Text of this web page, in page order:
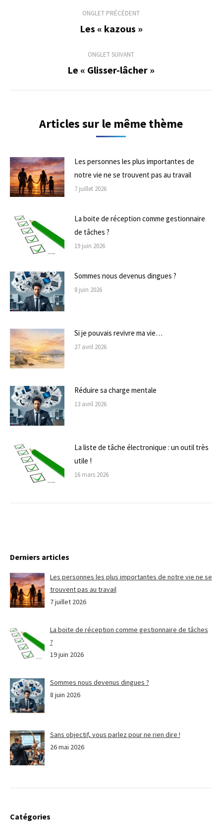
commentaire
ONGLET PRÉCÉDENT
Onglet
Les « kazous »
ONGLET SUIVANT
Onglet
Le « Glisser-lâcher »
Articles sur le même thème
Les personnes les plus importantes de
notre vie ne se trouvent pas au travail
7 juillet 2026
La boite de réception comme gestionnaire
de tâches ?
19 juin 2026
Sommes nous devenus dingues ?
8 juin 2026
Si je pouvais revivre ma vie…
27 avril 2026
Réduire sa charge mentale
13 avril 2026
La liste de tâche électronique : un outil très
utile !
16 mars 2026
Derniers articles
Les personnes les plus importantes de notre vie ne se
trouvent pas au travail
7 juillet 2026
La boite de réception comme gestionnaire de tâches
?
19 juin 2026
Sommes nous devenus dingues ?
8 juin 2026
Sans objectif, vous parlez pour ne rien dire !
26 mai 2026
Catégories